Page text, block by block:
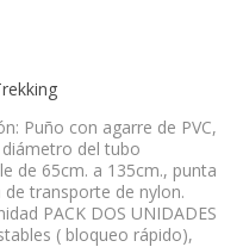
Puño con agarre de PVC,
del tubo
de 65cm. a 135cm., punta
transporte de nylon.
PACK DOS UNIDADES
( bloqueo rápido),